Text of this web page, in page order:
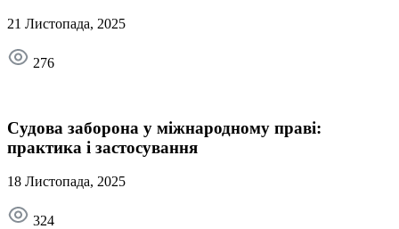
21 Листопада, 2025
276
Судова заборона у міжнародному праві:
практика і застосування
18 Листопада, 2025
324